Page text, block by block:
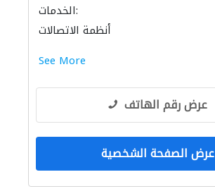
الخدمات:
أنظمة الاتصالات
See More
عرض رقم الهاتف
عرض الصفحة الشخصية